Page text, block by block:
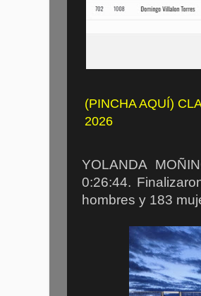
(PINCHA AQUÍ)
2026
YOLANDA
0:26:44.
hombres y 183